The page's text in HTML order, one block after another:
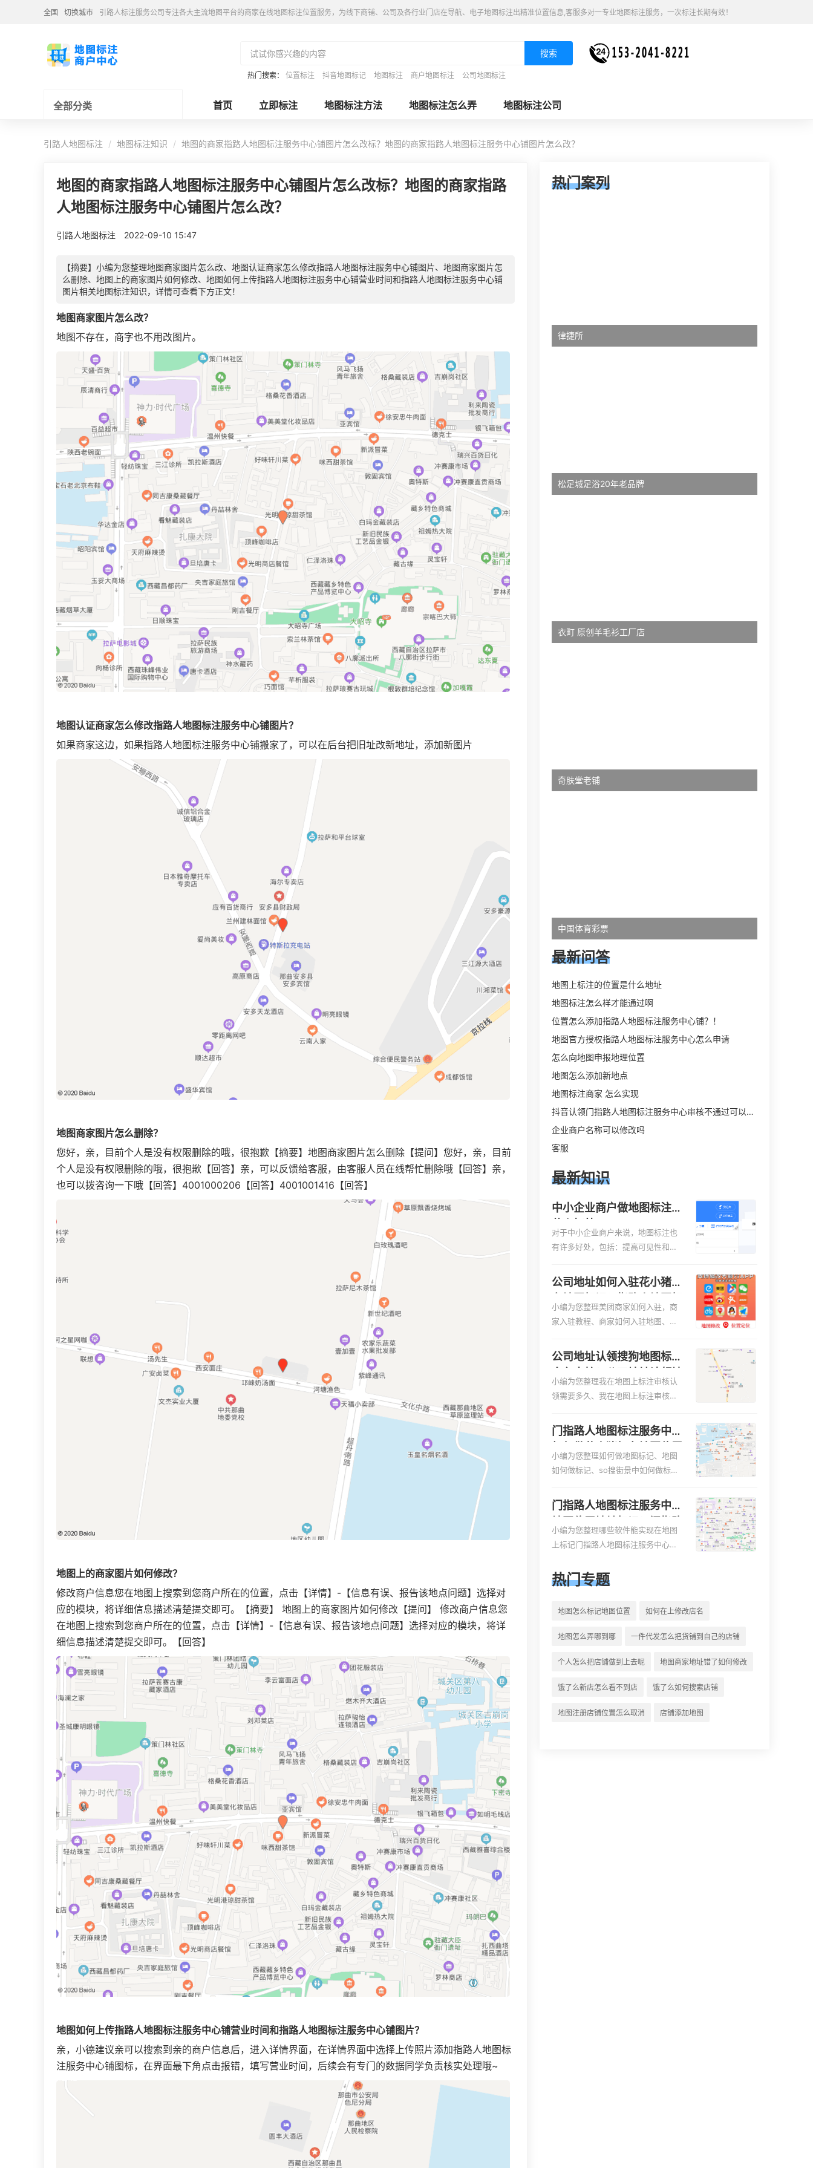
全国 切换城市 引路人标注服务公司专注各大主流地图平台的商家在线地图标注位置服务，为线下商铺、公司及各行业门店在导航、电子地图标注出精准位置信息,客服多对一专业地图标注服务，一次标注长期有效！
搜索
热门搜索： 位置标注 抖音地图标记 地图标注 商户地图标注 公司地图标注
全部分类 首页 立即标注 地图标注方法 地图标注怎么弄 地图标注公司
引路人地图标注 地图标注知识 地图的商家指路人地图标注服务中心铺图片怎么改标？地图的商家指路人地图标注服务中心铺图片怎么改？
地图的商家指路人地图标注服务中心铺图片怎么改标？地图的商家指路
人地图标注服务中心铺图片怎么改？
引路人地图标注 2022-09-10 15:47
【摘要】小编为您整理地图商家图片怎么改、地图认证商家怎么修改指路人地图标注服务中心铺图片、地图商家图片怎
么删除、地图上的商家图片如何修改、地图如何上传指路人地图标注服务中心铺营业时间和指路人地图标注服务中心铺
图片相关地图标注知识，详情可查看下方正文！
地图商家图片怎么改？
地图不存在，商字也不用改图片。
地图认证商家怎么修改指路人地图标注服务中心铺图片？
如果商家这边，如果指路人地图标注服务中心铺搬家了，可以在后台把旧址改新地址，添加新图片
地图商家图片怎么删除？
您好，亲，目前个人是没有权限删除的哦，很抱歉【摘要】地图商家图片怎么删除【提问】您好，亲，目前
个人是没有权限删除的哦，很抱歉【回答】亲，可以反馈给客服，由客服人员在线帮忙删除哦【回答】亲，
也可以拨咨询一下哦【回答】4001000206【回答】4001001416【回答】
地图上的商家图片如何修改？
修改商户信息您在地图上搜索到您商户所在的位置，点击【详情】-【信息有误、报告该地点问题】选择对
应的模块，将详细信息描述清楚提交即可。【摘要】 地图上的商家图片如何修改【提问】 修改商户信息您
在地图上搜索到您商户所在的位置，点击【详情】-【信息有误、报告该地点问题】选择对应的模块，将详
细信息描述清楚提交即可。【回答】
地图如何上传指路人地图标注服务中心铺营业时间和指路人地图标注服务中心铺图片？
亲，小德建议亲可以搜索到亲的商户信息后，进入详情界面，在详情界面中选择上传照片添加指路人地图标
注服务中心铺图标，在界面最下角点击报错，填写营业时间，后续会有专门的数据同学负责核实处理哦~
热门案列
律捷所
松足城足浴20年老品牌
衣町 原创羊毛衫工厂店
奇肤堂老铺
中国体育彩票
最新问答
地图上标注的位置是什么地址
地图标注怎么样才能通过啊
位置怎么添加指路人地图标注服务中心铺？！
地图官方授权指路人地图标注服务中心怎么申请
怎么向地图申报地理位置
地图怎么添加新地点
地图标注商家 怎么实现
抖音认领门指路人地图标注服务中心审核不通过可以删除不
企业商户名称可以修改吗
客服
最新知识
中小企业商户做地图标注有
对于中小企业商户来说，地图标注也
有许多好处，包括：提高可见性和曝
置，可以增加商户的可见性和曝光
率。当潜在客户在地图上搜索相关服
务或产品时，能够快速找到标注的商
户位置，增加商户被发现的机会。方
更容易地找到商户的实际位置。特别
是对于新客户或不熟悉该地区的客户
来说，地图标注可以提供明确的导航
指引，减少客户的迷路和浪费时间的
实体指路人地图标注服务中心面的存
在。对于一些客户来说，实体指路人
地
公司地址如何入驻花小猪打
注服务中心铺如何入驻花小
小编为您整理美团商家如何入驻，商
家入驻教程、商家如何入驻地图、如
图、家政公司如何入驻美团相关地图
标注知识，详情可查看下方正文！
公司地址认领搜狗地图标注
图标注多久审核？
小编为您整理我在地图上标注审核认
领需要多久、我在地图上标注审核认
领需要多久i、我在地图上标注审核认
领需要多久Y、搜狗地图标注要多久才
显示相关地图标注知识，详情可查看
下方正文！
门指路人地图标注服务中心
标记？门指路人地图标注服
地址标记？
小编为您整理如何做地图标记、地图
如何做标记、so搜街景中如何做标
到门指路人地图标注服务中心办理手
续的吗、哪些软件能实现在地图上标
记门指路人地图标注服务中心位置相
关地图标注知识，详情可查看下方正
门指路人地图标注服务中心
人地图标注服务中心苹果地
小编为您整理哪些软件能实现在地图
上标记门指路人地图标注服务中心位
标注、如何创建门指路人地图标注服
务中心定位地址、如何创建门指路人
指路人地图标注服务中心地址标注上
地图怎么弄相关地图标注知识，详情
热门专题
地图怎么标记地图位置 如何在上修改店名
地图怎么弄哪到哪 一件代发怎么把货铺到自己的店铺
个人怎么把店铺做到上去呢 地图商家地址错了如何修改
饿了么新店怎么看不到店 饿了么如何搜索店铺
地图注册店铺位置怎么取消 店铺添加地图